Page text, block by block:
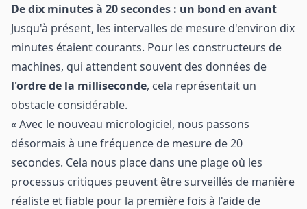
De dix minutes à 20 secondes : un bond en avant
Jusqu'à présent, les intervalles de mesure d'environ dix
minutes étaient courants. Pour les constructeurs de
machines, qui attendent souvent des données de
l'ordre de la milliseconde, cela représentait un
obstacle considérable.
« Avec le nouveau micrologiciel, nous passons
désormais à une fréquence de mesure de 20
secondes. Cela nous place dans une plage où les
processus critiques peuvent être surveillés de manière
réaliste et fiable pour la première fois à l'aide de